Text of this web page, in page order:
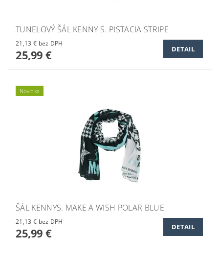
TUNELOVÝ ŠÁL KENNY S. PISTACIA STRIPE
21,13 € bez DPH
25,99 € DETAIL
Novinka
ŠÁL KENNYS. MAKE A WISH POLAR BLUE
21,13 € bez DPH
25,99 € DETAIL